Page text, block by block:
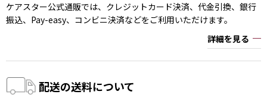
ケアスター公式通販では、クレジットカード決済、代金引換、銀行
振込、Pay-easy、コンビニ決済などをご利用いただけます。
詳細を見る
配送の送料について